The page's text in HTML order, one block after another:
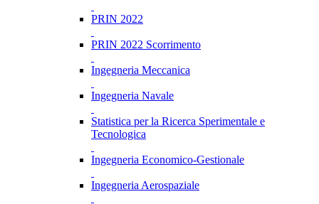
PRIN 2022
PRIN 2022 Scorrimento
Ingegneria Meccanica
Ingegneria Navale
Statistica per la Ricerca Sperimentale e
Tecnologica
Ingegneria Economico-Gestionale
Ingegneria Aerospaziale